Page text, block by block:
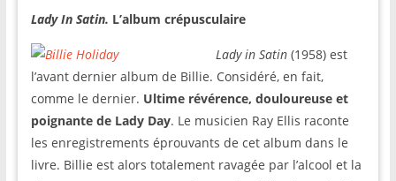
Lady In Satin. L’album crépusculaire
Lady in Satin(1958) est
l’avant dernier album de Billie. Considéré, en fait,
comme le dernier. Ultime révérence, douloureuse et
poignante de Lady Day. Le musicien Ray Ellis raconte
les enregistrements éprouvants de cet album dans le
livre. Billie est alors totalement ravagée par l’alcool et la